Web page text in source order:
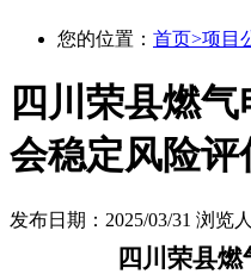
您的位置： 首页>项目
四川荣县燃
会稳定风险评
发布日期：2025/03/31 浏览
四川荣县